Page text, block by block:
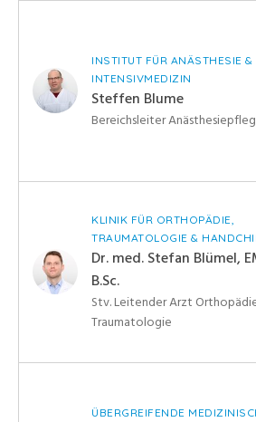
INSTITUT FÜR ANÄSTHESIE &
INTENSIVMEDIZIN
Steffen Blume
Bereichsleiter
KLINIK FÜR ORTHOPÄDIE,
TRAUMATOLOGIE &
Dr. med. Stefan Blümel,
B.Sc.
Stv. Leitender Arzt
Traumatologie
ÜBERGREIFENDE